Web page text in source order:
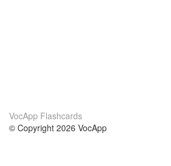
VocApp Flashcards
© Copyright 2026 VocApp